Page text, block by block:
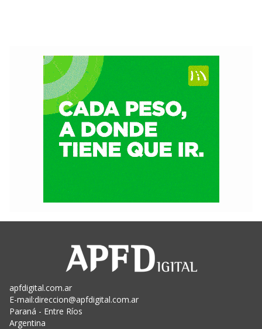
apfdigital.com.ar
E-mail:direccion@apfdigital.com.ar
Paraná - Entre Ríos
Argentina